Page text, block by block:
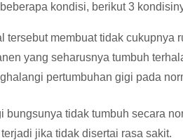
kondisi, berikut 3
membuat tidak cukupnya
yang seharusnya tumbuh
pertumbuhan gigi pada
tidak tumbuh secara
jika tidak disertai rasa sakit.